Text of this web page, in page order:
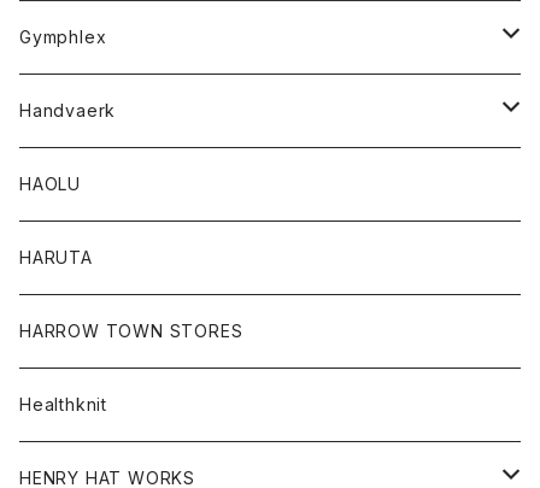
Tシャツ
Gymphlex
アウター
カーディガン
コート
トップス
シャツ
スウェット
レディース
カーディガン
コート
ボトム
パンツ
Handvaerk
トップス
Tシャツ
ロンTEE
HAOLU
HARUTA
HARROW TOWN STORES
Healthknit
HENRY HAT WORKS